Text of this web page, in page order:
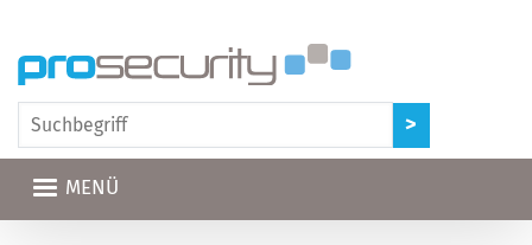
MENÜ